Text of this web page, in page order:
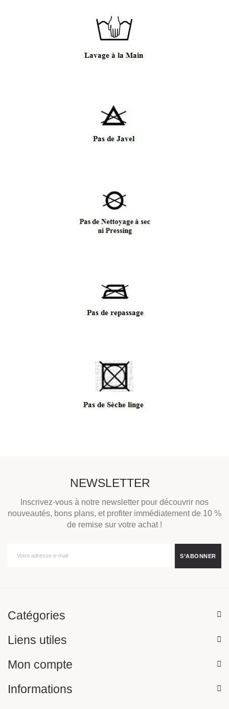
NEWSLETTER
Inscrivez-vous à notre newsletter pour découvrir nos
nouveautés, bons plans, et profiter immédiatement de 10 %
de remise sur votre achat !
Catégories
Liens utiles
Mon compte
Informations